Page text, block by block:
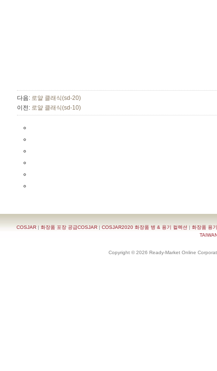
다음: 로얄 클래식(sd-20)
이전: 로얄 클래식(sd-10)
COSJAR | 화장품 포장 공급COSJAR | COSJAR2020 화장품 병 & 용기 컬렉션 | 화장품 용
Copyright © 2026 Ready-Market Online